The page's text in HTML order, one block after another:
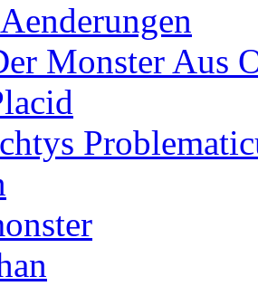
Monster Aus